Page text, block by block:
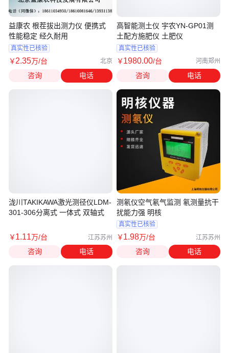
益康农 根茬拔出测力仪 便携式
性能稳定 经久耐用
真实性已核验
￥2.35万/台 北京
咨询 电话
泷川TAKIKAWA激光测径仪LDM-
301-306分离式 一体式 双轴式
￥1.11万/台 江苏苏州
咨询 电话
高智能测土仪 宇农YN-GP01测
土配方施肥仪 土肥仪
真实性已核验
￥1980.00/台 河南郑州
咨询 电话
测氡仪空气氡气监测 氡测量抗干
扰能力强 明核
真实性已核验
￥1.98万/台 江苏苏州
咨询 电话